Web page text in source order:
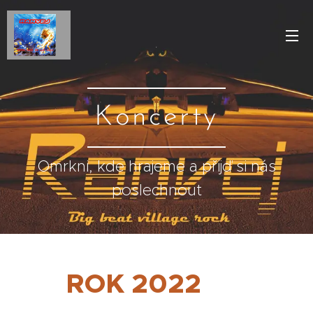
Koncerty
Omrkni, kde hrajeme a přijď si nás
poslechnout
ROK 2022